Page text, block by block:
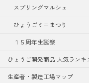
スプリングマルシェ
ひょうごミニまつり
１５周年生誕祭
ひょうご開発商品 人気ランキ
生産者・製造工場マップ